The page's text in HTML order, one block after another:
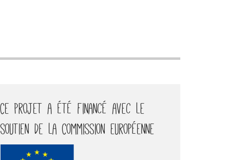
Ce projet a été financé avec le
soutien de la Commission européenne